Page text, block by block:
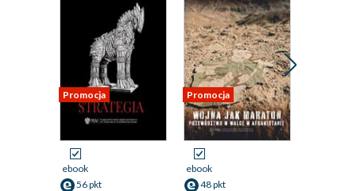
Promocja
ebook
56 pkt
Promocja
ebook
48 pkt